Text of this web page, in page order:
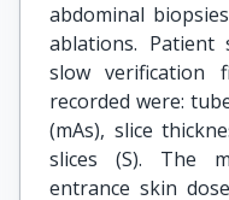
abdominal
ablations. Patient
slow verification
recorded were:
(mAs), slice
slices (S). The
entrance skin